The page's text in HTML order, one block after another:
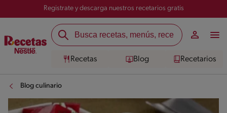
Registrate y descarga nuestros recetarios gratis
Recetas Blog Recetarios
Blog culinario